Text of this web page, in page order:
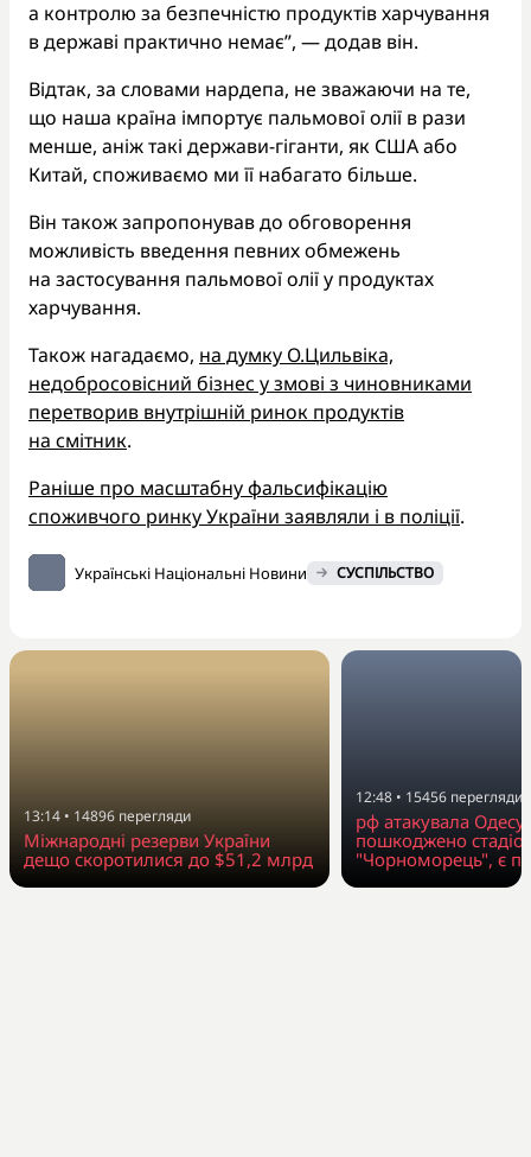
а контролю за безпечністю продуктів харчування
в державі практично немає”, — додав він.
Відтак, за словами нардепа, не зважаючи на те,
що наша країна імпортує пальмової олії в рази
менше, аніж такі держави-гіганти, як США або
Китай, споживаємо ми її набагато більше.
Він також запропонував до обговорення
можливість введення певних обмежень
на застосування пальмової олії у продуктах
харчування.
Також нагадаємо, на думку О.Цильвіка,
недобросовісний бізнес у змові з чиновниками
перетворив внутрішній ринок продуктів
на смітник.
Раніше про масштабну фальсифікацію
споживчого ринку України заявляли і в поліції.
Українські Національні Новини СУСПІЛЬСТВО
13:14 • 14896 перегляди
Міжнародні резерви України
дещо скоротилися до $51,2 млрд
12:48 • 15456 перегляди
рф атакувала
пошкоджено
"Чорноморець", є